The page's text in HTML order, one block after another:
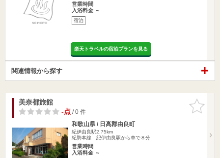
営業時間
入浴料金 ～
宿泊
楽天トラベルの宿泊プランを見る
関連情報から探す
お気に入
りに追加
美奈都旅館
-点/ 0 件
和歌山県 / 日高郡由良町
紀伊由良駅2.75km
紀勢本線 紀伊由良駅から車で８分
営業時間
入浴料金 ～